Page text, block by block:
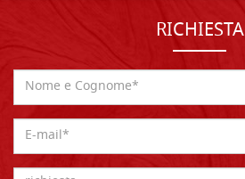
RICHIESTA